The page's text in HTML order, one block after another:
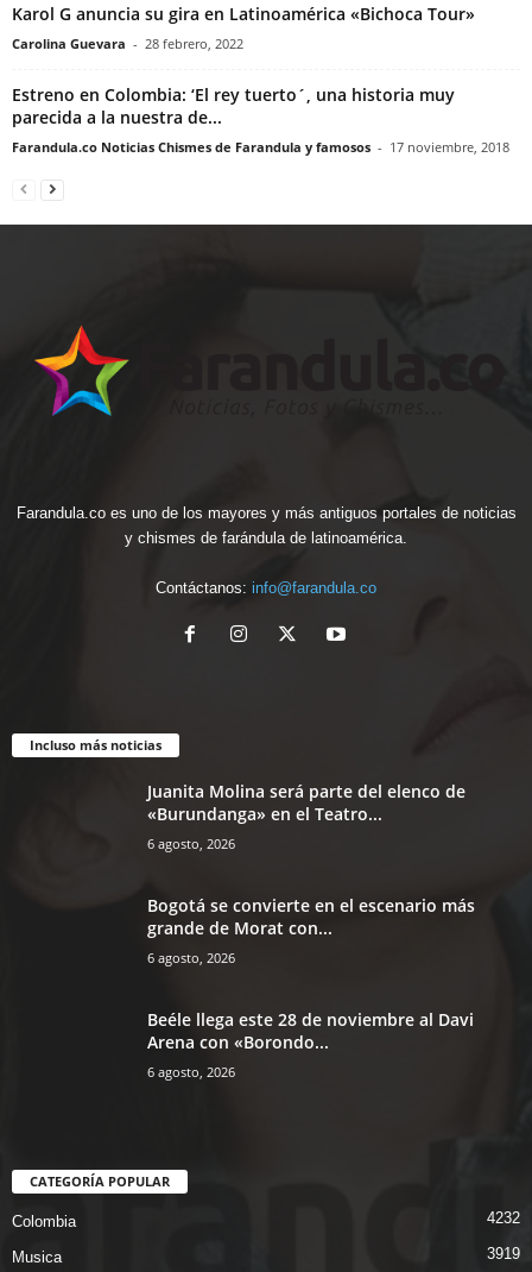
Karol G anuncia su gira en Latinoamérica «Bichoca Tour»
Carolina Guevara - 28 febrero, 2022
Estreno en Colombia: ‘El rey tuerto´, una historia muy
parecida a la nuestra de...
Farandula.co Noticias Chismes de Farandula y famosos - 17 noviembre, 2018
Farandula.co es uno de los mayores y más antiguos portales de noticias
y chismes de farándula de latinoamérica.
Contáctanos: info@farandula.co
Incluso más noticias
Juanita Molina será parte del elenco de
«Burundanga» en el Teatro...
6 agosto, 2026
Bogotá se convierte en el escenario más
grande de Morat con...
6 agosto, 2026
Beéle llega este 28 de noviembre al Davi
Arena con «Borondo...
6 agosto, 2026
CATEGORÍA POPULAR
Colombia 4232
Musica 3919